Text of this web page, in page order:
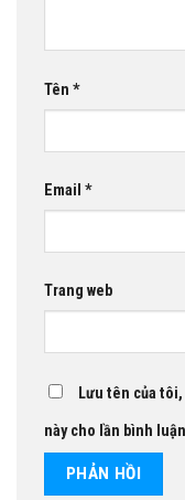
Tên *
Email *
Trang web
Lưu tên của
này cho lần bình